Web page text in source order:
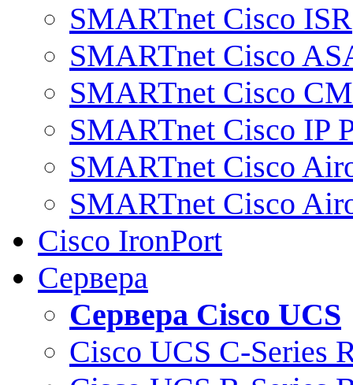
SMARTnet Cisco ISR
SMARTnet Cisco
SMARTnet Cisco
SMARTnet Cisco IP
SMARTnet Cisco
SMARTnet Cisco
Cisco IronPort
Сервера
Сервера Cisco UCS
Cisco UCS C-Series